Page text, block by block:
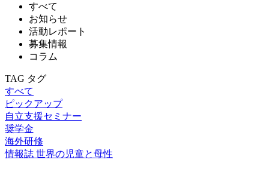
すべて
お知らせ
活動レポート
募集情報
コラム
TAG タグ
すべて
ピックアップ
自立支援セミナー
奨学金
海外研修
情報誌 世界の児童と母性